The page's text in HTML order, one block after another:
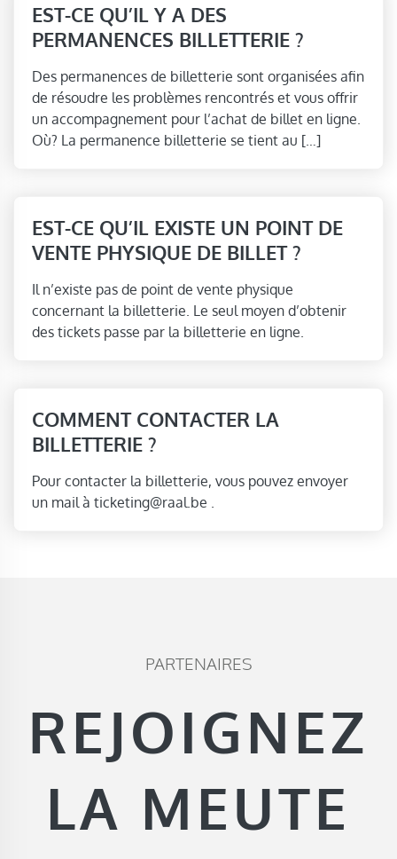
EST-CE QU’IL Y A DES
PERMANENCES BILLETTERIE ?
Des permanences de billetterie sont organisées afin
de résoudre les problèmes rencontrés et vous offrir
un accompagnement pour l’achat de billet en ligne.
Où? La permanence billetterie se tient au […]
EST-CE QU’IL EXISTE UN POINT DE
VENTE PHYSIQUE DE BILLET ?
Il n’existe pas de point de vente physique
concernant la billetterie. Le seul moyen d’obtenir
des tickets passe par la billetterie en ligne.
COMMENT CONTACTER LA
BILLETTERIE ?
Pour contacter la billetterie, vous pouvez envoyer
un mail à ticketing@raal.be .
PARTENAIRES
REJOIGNEZ
LA MEUTE